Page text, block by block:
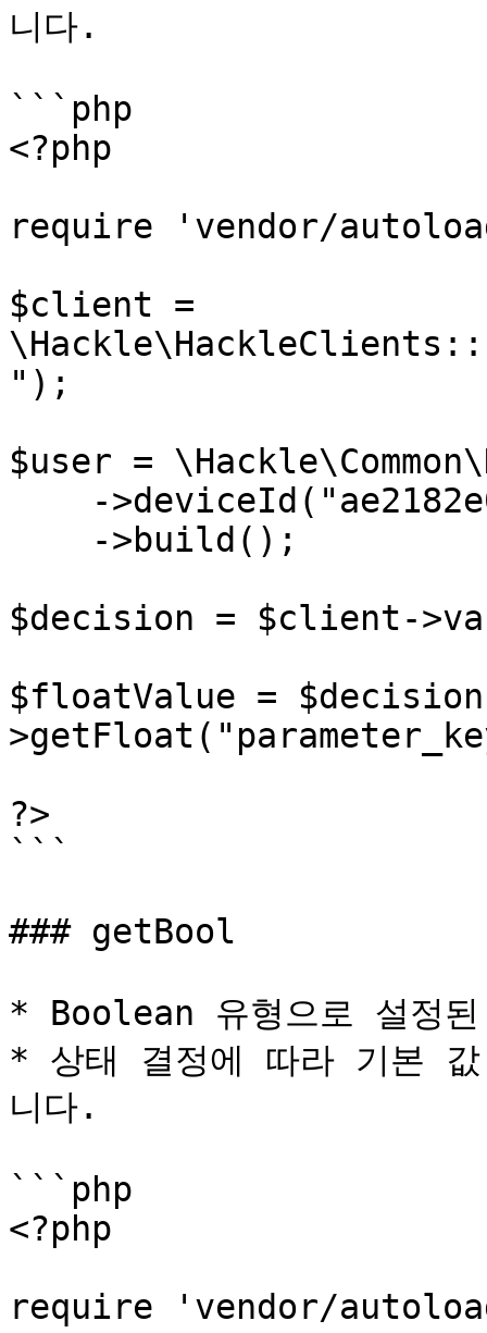
니다.
```php
<?php
require 'vendor/
$client =
");
$user =
$decision = $client-
$floatValue =
?>
```
### getBool
* Boolean 유형으로 설정
* 상태 결정에 따라 기본
니다.
```php
<?php
require 'vendor/